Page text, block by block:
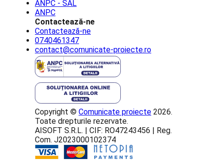
ANPC - SAL
ANPC
Contactează-ne
Contactează-ne
0740461347
contact@comunicate-proiecte.ro
Copyright © Comunicate proiecte 2026.
Toate drepturile rezervate.
AISOFT S.R.L. | CIF: RO47243456 | Reg.
Com. J2023000102374